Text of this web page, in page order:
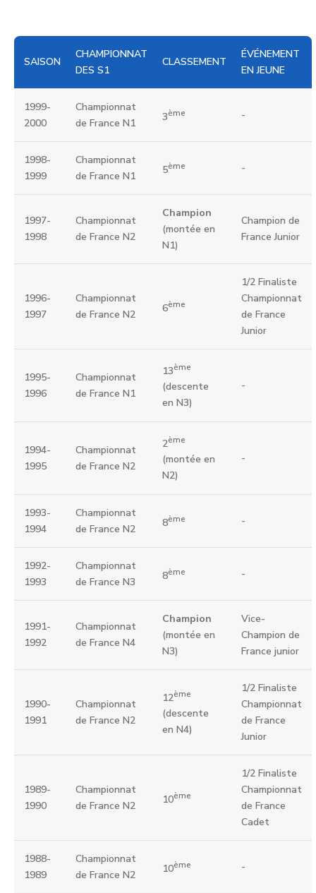
SAISON
CHAMPIONNAT
DES S1
CLASSEMENT
ÉVÉNEMENT
EN JEUNE
1999-
2000
Championnat
de France N1
3ème -
1998-
1999
Championnat
de France N1
5ème -
1997-
1998
Championnat
de France N2
Champion
(montée en
N1)
Champion de
France Junior
1996-
1997
Championnat
de France N2
6ème
1/2 Finaliste
Championnat
de France
Junior
1995-
1996
Championnat
de France N1
13ème
(descente
en N3)
-
1994-
1995
Championnat
de France N2
2ème
(montée en
N2)
-
1993-
1994
Championnat
de France N2
8ème -
1992-
1993
Championnat
de France N3
8ème -
1991-
1992
Championnat
de France N4
Champion
(montée en
N3)
Vice-
Champion de
France junior
1990-
1991
Championnat
de France N2
12ème
(descente
en N4)
1/2 Finaliste
Championnat
de France
Junior
1989-
1990
Championnat
de France N2
10ème
1/2 Finaliste
Championnat
de France
Cadet
1988-
1989
Championnat
de France N2
10ème -